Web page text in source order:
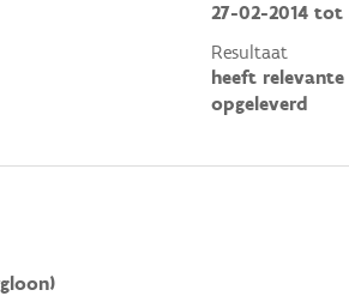
27-02-2014tot
Resultaat
heeft
opgeleverd